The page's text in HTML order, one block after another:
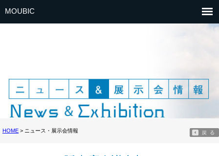
MOUBIC
HOME > ニュース・展示会情報